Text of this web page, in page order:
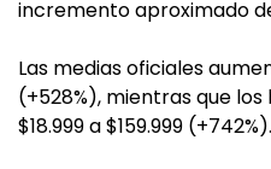
incremento aproximado
Las medias oficiales
(+528%), mientras que
$18.999 a $159.999 (+742%).